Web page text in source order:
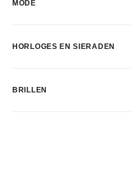
MODE
HORLOGES EN SIERADEN
BRILLEN